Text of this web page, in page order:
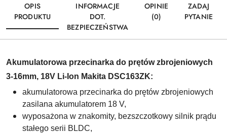
OPIS
PRODUKTU
INFORMACJE
DOT.
BEZPIECZEŃSTWA
OPINIE
(0)
ZADAJ
PYTANIE
Akumulatorowa przecinarka do prętów zbrojeniowych
3-16mm, 18V Li-Ion Makita DSC163ZK:
akumulatorowa przecinarka do prętów zbrojeniowych
zasilana akumulatorem 18 V,
wyposażona w znakomity, bezszczotkowy silnik prądu
stałego serii BLDC,